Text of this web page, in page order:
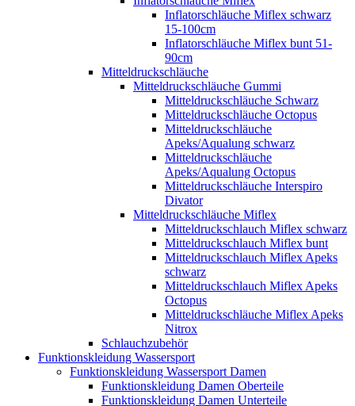
Inflatorschläuche Miflex schwarz
15-100cm
Inflatorschläuche Miflex bunt 51-
90cm
Mitteldruckschläuche
Mitteldruckschläuche Gummi
Mitteldruckschläuche Schwarz
Mitteldruckschläuche Octopus
Mitteldruckschläuche
Apeks/Aqualung schwarz
Mitteldruckschläuche
Apeks/Aqualung Octopus
Mitteldruckschläuche Interspiro
Divator
Mitteldruckschläuche Miflex
Mitteldruckschlauch Miflex schwarz
Mitteldruckschlauch Miflex bunt
Mitteldruckschlauch Miflex Apeks
schwarz
Mitteldruckschlauch Miflex Apeks
Octopus
Mitteldruckschläuche Miflex Apeks
Nitrox
Schlauchzubehör
Funktionskleidung Wassersport
Funktionskleidung Wassersport Damen
Funktionskleidung Damen Oberteile
Funktionskleidung Damen Unterteile